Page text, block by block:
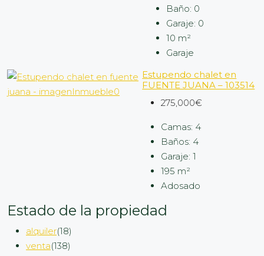
Baño: 0
Garaje: 0
10 m²
Garaje
Estupendo chalet en
FUENTE JUANA – 103514
275,000€
Camas: 4
Baños: 4
Garaje: 1
195 m²
Adosado
Estado de la propiedad
alquiler(18)
venta(138)